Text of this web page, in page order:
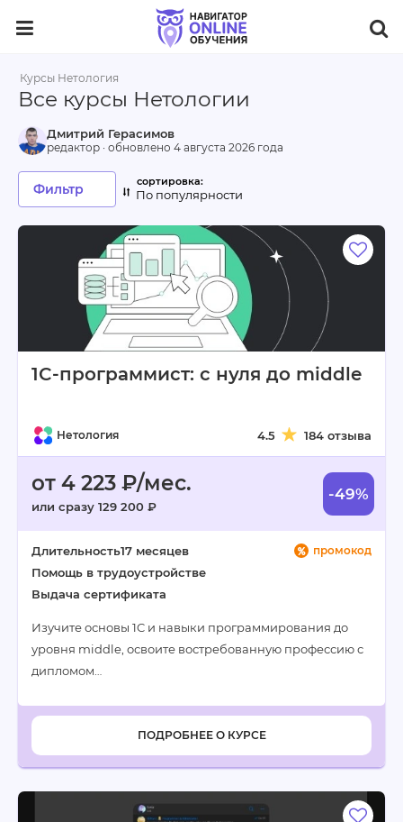
Курсы Нетология
Все курсы Нетологии
1C-программист: с нуля до middle
Нетология 4.5 184 отзыва
от 4 223 ₽/мес.
или сразу 129 200 ₽
-49%
промокод
Длительность17 месяцев
Помощь в трудоустройстве
Выдача сертификата
Изучите основы 1C и навыки программирования до
уровня middle, освоите востребованную профессию с
дипломом…
ПОДРОБНЕЕ О КУРСЕ
Дмитрий Герасимов
редактор · обновлено 4 августа 2026 года
Фильтр По популярности